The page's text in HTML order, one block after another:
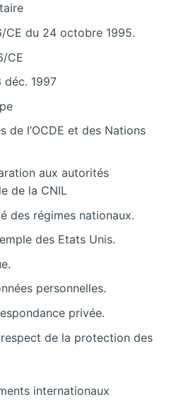
CE du 24 octobre 1995.
CE
1997
de l’OCDE et des Nations
aux autorités
de la CNIL
des régimes nationaux.
des Etats Unis.
personnelles.
privée.
de la protection des
internationaux